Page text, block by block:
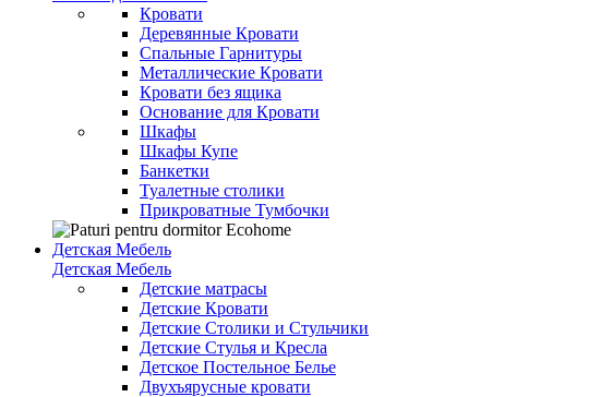
Кровати
Деревянные Кровати
Спальные Гарнитуры
Металлические Кровати
Кровати без ящика
Основание для Кровати
Шкафы
Шкафы Купе
Банкетки
Туалетные столики
Прикроватные Тумбочки
Детская Мебель
Детская Мебель
Детские матрасы
Детские Кровати
Детские Столики и Стульчики
Детские Стулья и Кресла
Детское Постельное Белье
Двухъярусные кровати